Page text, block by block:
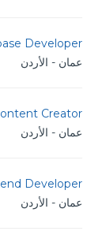
Developer
عمان - الأردن
Creator
عمان - الأردن
Developer
عمان - الأردن